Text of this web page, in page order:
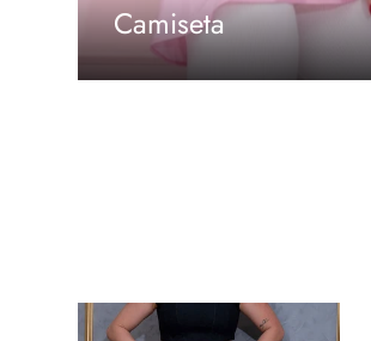
Camiseta